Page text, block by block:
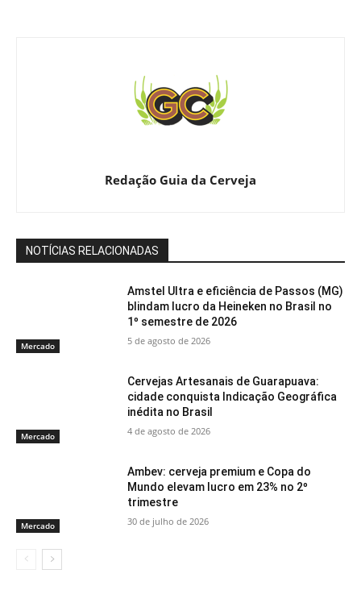
Redação Guia da Cerveja
NOTÍCIAS RELACIONADAS
Mercado
Amstel Ultra e eficiência de Passos (MG)
blindam lucro da Heineken no Brasil no
1º semestre de 2026
5 de agosto de 2026
Mercado
Cervejas Artesanais de Guarapuava:
cidade conquista Indicação Geográfica
inédita no Brasil
4 de agosto de 2026
Mercado
Ambev: cerveja premium e Copa do
Mundo elevam lucro em 23% no 2º
trimestre
30 de julho de 2026